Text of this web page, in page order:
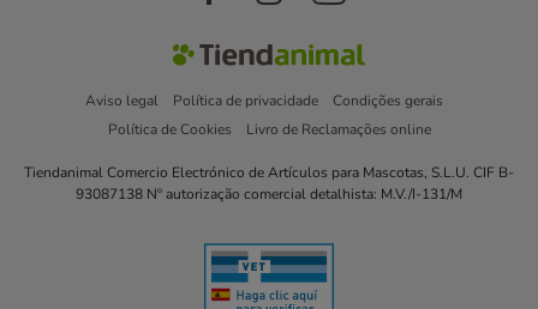
Aviso legal Política de privacidade
Condições gerais
Política de Cookies
Livro de Reclamações online
Tiendanimal Comercio Electrónico de Artículos para Mascotas, S.L.U. CIF B-
93087138 Nº autorização comercial detalhista: M.V./I-131/M